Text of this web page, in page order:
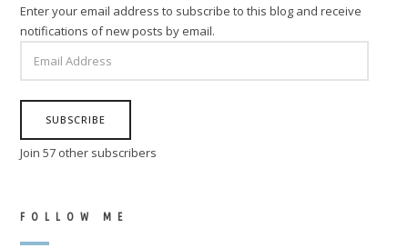
Enter your email address to subscribe to this blog and receive
notifications of new posts by email.
ADDRESS
SUBSCRIBE
Join 57 other subscribers
FOLLOW ME